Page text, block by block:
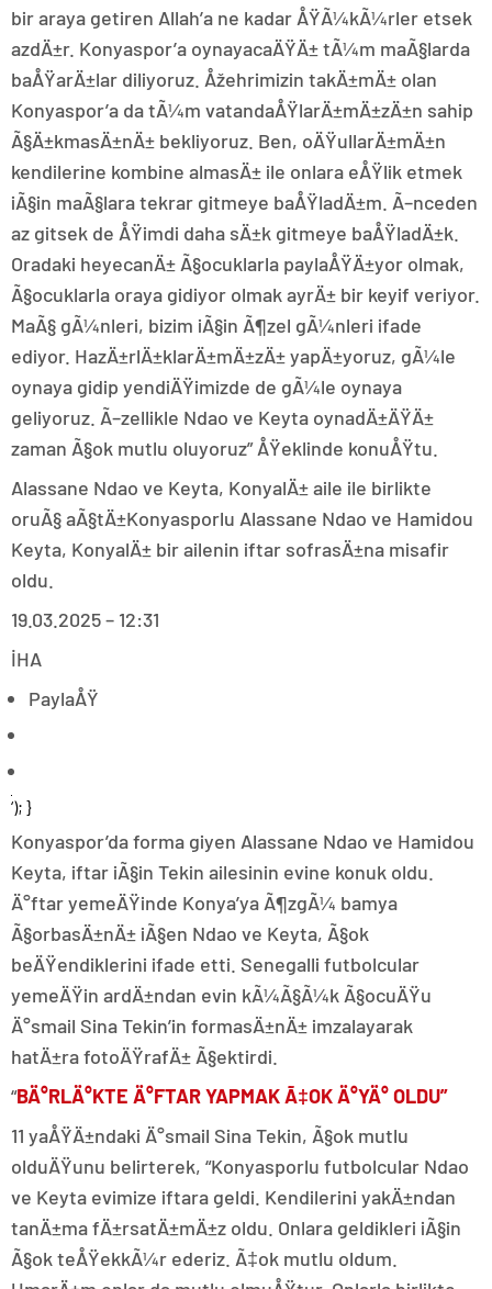
bir araya getiren Allah’a ne kadar ÅŸÃ¼kÃ¼rler etsek
azdÄ±r. Konyaspor’a oynayacaÄŸÄ± tÃ¼m maÃ§larda
baÅŸarÄ±lar diliyoruz. Åžehrimizin takÄ±mÄ± olan
Konyaspor’a da tÃ¼m vatandaÅŸlarÄ±mÄ±zÄ±n sahip
Ã§Ä±kmasÄ±nÄ± bekliyoruz. Ben, oÄŸullarÄ±mÄ±n
kendilerine kombine almasÄ± ile onlara eÅŸlik etmek
iÃ§in maÃ§lara tekrar gitmeye baÅŸladÄ±m. Ã–nceden
az gitsek de ÅŸimdi daha sÄ±k gitmeye baÅŸladÄ±k.
Oradaki heyecanÄ± Ã§ocuklarla paylaÅŸÄ±yor olmak,
Ã§ocuklarla oraya gidiyor olmak ayrÄ± bir keyif veriyor.
MaÃ§ gÃ¼nleri, bizim iÃ§in Ã¶zel gÃ¼nleri ifade
ediyor. HazÄ±rlÄ±klarÄ±mÄ±zÄ± yapÄ±yoruz, gÃ¼le
oynaya gidip yendiÄŸimizde de gÃ¼le oynaya
geliyoruz. Ã–zellikle Ndao ve Keyta oynadÄ±ÄŸÄ±
zaman Ã§ok mutlu oluyoruz” ÅŸeklinde konuÅŸtu.
Alassane Ndao ve Keyta, KonyalÄ± aile ile birlikte
oruÃ§ aÃ§tÄ±Konyasporlu Alassane Ndao ve Hamidou
Keyta, KonyalÄ± bir ailenin iftar sofrasÄ±na misafir
oldu.
19.03.2025 – 12:31
İHA
PaylaÅŸ
‘); }
Konyaspor’da forma giyen Alassane Ndao ve Hamidou
Keyta, iftar iÃ§in Tekin ailesinin evine konuk oldu.
Ä°ftar yemeÄŸinde Konya’ya Ã¶zgÃ¼ bamya
Ã§orbasÄ±nÄ± iÃ§en Ndao ve Keyta, Ã§ok
beÄŸendiklerini ifade etti. Senegalli futbolcular
yemeÄŸin ardÄ±ndan evin kÃ¼Ã§Ã¼k Ã§ocuÄŸu
Ä°smail Sina Tekin’in formasÄ±nÄ± imzalayarak
hatÄ±ra fotoÄŸrafÄ± Ã§ektirdi.
“BÄ°RLÄ°KTE Ä°FTAR YAPMAK Ã‡OK Ä°YÄ° OLDU”
11 yaÅŸÄ±ndaki Ä°smail Sina Tekin, Ã§ok mutlu
olduÄŸunu belirterek, “Konyasporlu futbolcular Ndao
ve Keyta evimize iftara geldi. Kendilerini yakÄ±ndan
tanÄ±ma fÄ±rsatÄ±mÄ±z oldu. Onlara geldikleri iÃ§in
Ã§ok teÅŸekkÃ¼r ederiz. Ã‡ok mutlu oldum.